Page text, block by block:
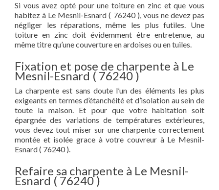
Si vous avez opté pour une toiture en zinc et que vous
habitez à Le Mesnil-Esnard ( 76240 ), vous ne devez pas
négliger les réparations, même les plus futiles. Une
toiture en zinc doit évidemment être entretenue, au
même titre qu’une couverture en ardoises ou en tuiles.
Fixation et pose de charpente à Le
Mesnil-Esnard ( 76240 )
La charpente est sans doute l’un des éléments les plus
exigeants en termes d’étanchéité et d’isolation au sein de
toute la maison. Et pour que votre habitation soit
épargnée des variations de températures extérieures,
vous devez tout miser sur une charpente correctement
montée et isolée grace à votre couvreur à Le Mesnil-
Esnard ( 76240 ).
Refaire sa charpente à Le Mesnil-
Esnard ( 76240 )